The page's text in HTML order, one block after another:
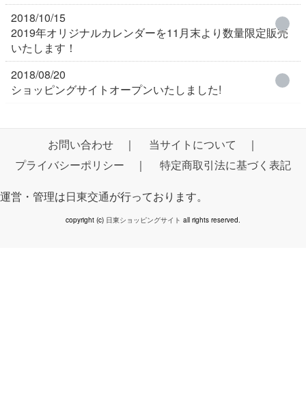
2018/10/15
2019年オリジナルカレンダーを11月末より数量限定販売
いたします！
2018/08/20
ショッピングサイトオープンいたしました!
お問い合わせ ｜ 当サイトについて ｜
プライバシーポリシー ｜
特定商取引法に基づく表記
運営・管理は日東交通が行っております。
copyright (c) 日東ショッピングサイト all rights reserved.